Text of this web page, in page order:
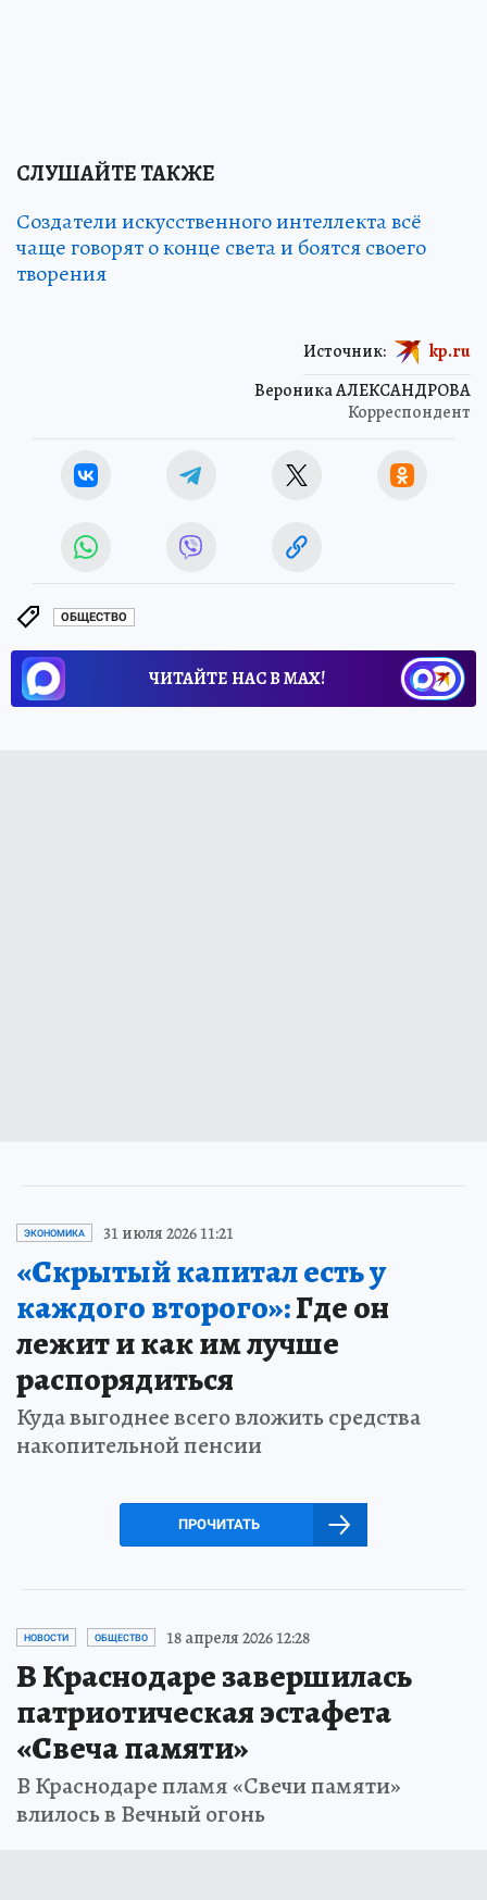
СЛУШАЙТЕ ТАКЖЕ
Создатели искусственного интеллекта всё
чаще говорят о конце света и боятся своего
творения
Вероника АЛЕКСАНДРОВА
Корреспондент
Источник: kp.ru
ОБЩЕСТВО
ЧИТАЙТЕ НАС В МАХ!
ЭКОНОМИКА 31 июля 2026 11:21
«Скрытый капитал есть у
каждого второго»:Где он
лежит и как им лучше
распорядиться
Куда выгоднее всего вложить средства
накопительной пенсии
ПРОЧИТАТЬ
НОВОСТИ ОБЩЕСТВО 18 апреля 2026 12:28
В Краснодаре завершилась
патриотическая эстафета
«Свеча памяти»
В Краснодаре пламя «Свечи памяти»
влилось в Вечный огонь